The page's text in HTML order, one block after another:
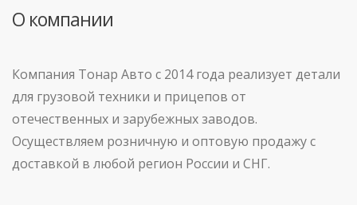
О компании
Компания Тонар Авто с 2014 года реализует детали
для грузовой техники и прицепов от
отечественных и зарубежных заводов.
Осуществляем розничную и оптовую продажу с
доставкой в любой регион России и СНГ.